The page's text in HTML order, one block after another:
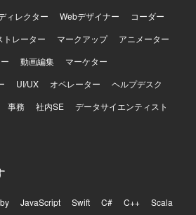
ィレクター Webデザイナー
コーダー
トレーター マークアップ
アニメーター
動画編集
マーケター
UI/UX オペレーター
ヘルプデスク
事務 社内SE
データサイエンティスト
JavaScript Swift C# C++
Scala